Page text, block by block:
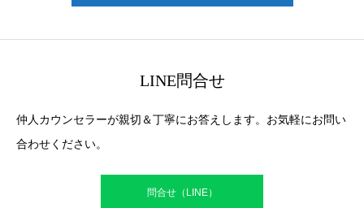
LINE問合せ
仲人カウンセラーが親切＆丁寧にお答えします。お気軽にお問い
合わせください。
問合せ（LINE）